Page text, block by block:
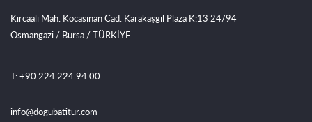
Kırcaali Mah. Kocasinan Cad. Karakaşgil Plaza K:13 24/94
Osmangazi / Bursa / TÜRKİYE
T: +90 224 224 94 00
info@dogubatitur.com